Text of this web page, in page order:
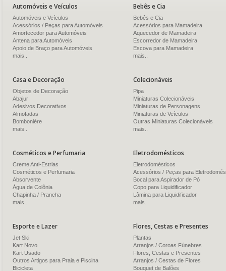
Automóveis e Veículos
Automóveis e Veículos
Acessórios / Peças para Automóveis
Amortecedor para Automóveis
Antena para Automóveis
Apoio de Braço para Automóveis
mais..
Bebês e Cia
Bebês e Cia
Acessórios para Mamadeira
Aquecedor de Mamadeira
Escorredor de Mamadeira
Escova para Mamadeira
mais..
Casa e Decoração
Objetos de Decoração
Abajur
Adesivos Decorativos
Almofadas
Bomboniére
mais..
Colecionáveis
Pipa
Miniaturas Colecionáveis
Miniaturas de Personagens
Miniaturas de Veículos
Outras Miniaturas Colecionáveis
mais..
Cosméticos e Perfumaria
Creme Anti-Estrias
Cosméticos e Perfumaria
Absorvente
Água de Colônia
Chapinha / Prancha
mais..
Eletrodomésticos
Eletrodomésticos
Acessórios / Peças para
Bocal para Aspirador de Pó
Copo para Liquidificador
Lâmina para Liquidificador
mais..
Esporte e Lazer
Jet Ski
Kart Novo
Kart Usado
Outros Artigos para Praia e Piscina
Bicicleta
Flores, Cestas e Presentes
Plantas
Arranjos / Coroas Fúnebres
Flores, Cestas e Presentes
Arranjos / Cestas de Flores
Bouquet de Balões